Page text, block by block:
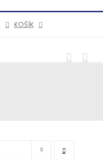
KOŠÍK